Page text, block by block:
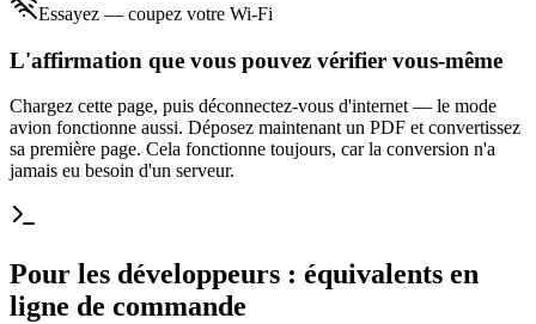
Essayez — coupez votre Wi-Fi
L'affirmation que vous pouvez vérifier vous-même
Chargez cette page, puis déconnectez-vous d'internet — le mode
avion fonctionne aussi. Déposez maintenant un PDF et convertissez
sa première page. Cela fonctionne toujours, car la conversion n'a
jamais eu besoin d'un serveur.
Pour les développeurs : équivalents en
ligne de commande